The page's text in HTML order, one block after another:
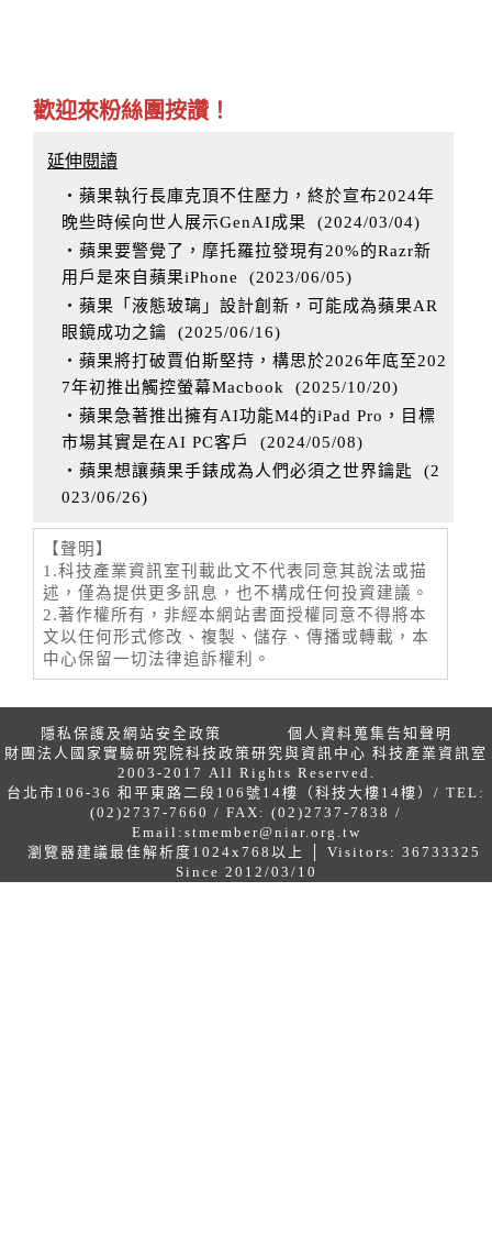
歡迎來粉絲團按讚！
延伸閱讀
‧蘋果執行長庫克頂不住壓力，終於宣布2024年
晚些時候向世人展示GenAI成果
(2024/03/04)
‧蘋果要警覺了，摩托羅拉發現有20%的Razr新
用戶是來自蘋果iPhone
(2023/06/05)
‧蘋果「液態玻璃」設計創新，可能成為蘋果AR
眼鏡成功之鑰 (2025/06/16)
‧蘋果將打破賈伯斯堅持，構思於2026年底至202
7年初推出觸控螢幕Macbook
(2025/10/20)
‧蘋果急著推出擁有AI功能M4的iPad Pro，目標
市場其實是在AI PC客戶
(2024/05/08)
‧蘋果想讓蘋果手錶成為人們必須之世界鑰匙
(2
023/06/26)
【聲明】
1.科技產業資訊室刊載此文不代表同意其說法或描
述，僅為提供更多訊息，也不構成任何投資建議。
2.著作權所有，非經本網站書面授權同意不得將本
文以任何形式修改、複製、儲存、傳播或轉載，本
中心保留一切法律追訴權利。
隱私保護及網站安全政策
個人資料蒐集告知聲明
財團法人國家實驗研究院科技政策研究與資訊中心 科技產業資訊室
2003-2017 All Rights Reserved.
台北市106-36 和平東路二段106號14樓（科技大樓14樓）/ TEL:
(02)2737-7660 / FAX: (02)2737-7838 /
Email: stmember@niar.org.tw
瀏覽器建議最佳解析度1024x768以上 │ Visitors: 36733325
Since 2012/03/10